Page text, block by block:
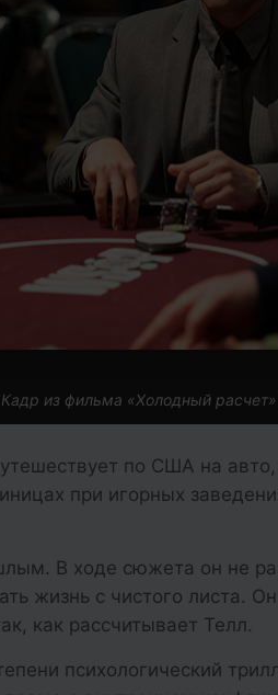
Кадр из фильма «Холодный
по США на
при игорных
В ходе сюжета он не
жизнь с чистого листа.
как рассчитывает Телл.
психологический